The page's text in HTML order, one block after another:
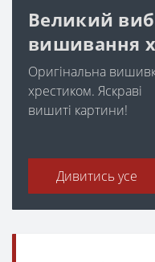
Великий
вишивання
Оригінальна
хрестиком. Яскраві
вишиті картини!
Дивитись усе